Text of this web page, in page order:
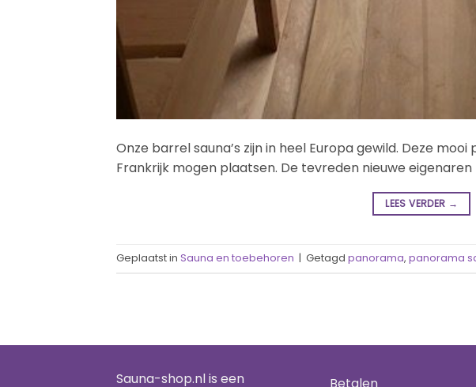
Onze barrel sauna’s zijn in heel Europa gewild. Deze
Frankrijk mogen plaatsen. De tevreden nieuwe
LEES VERDER →
Geplaatst in Sauna en toebehoren | Getagd panorama, panorama
Sauna-shop.nl is een Betalen